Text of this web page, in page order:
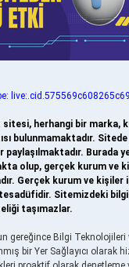
live:.cid.575569c608265c69
herhangi bir marka,
bulunmamaktadır. Sitede
paylaşılmaktadır. Burada
olup, gerçek kurum ve
Gerçek kurum ve kişiler
Sitemizdeki
taşımazlar.
gereğince Bilgi
bir Yer Sağlayıcı olarak